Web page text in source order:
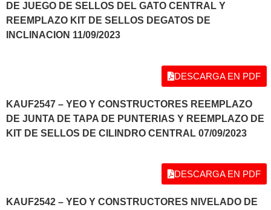
DE JUEGO DE SELLOS DEL GATO CENTRAL Y
REEMPLAZO KIT DE SELLOS DEGATOS DE
INCLINACION 11/09/2023
DESCARGA EN PDF
KAUF2547 – YEO Y CONSTRUCTORES REEMPLAZO
DE JUNTA DE TAPA DE PUNTERIAS Y REEMPLAZO DE
KIT DE SELLOS DE CILINDRO CENTRAL 07/09/2023
DESCARGA EN PDF
KAUF2542 – YEO Y CONSTRUCTORES NIVELADO DE